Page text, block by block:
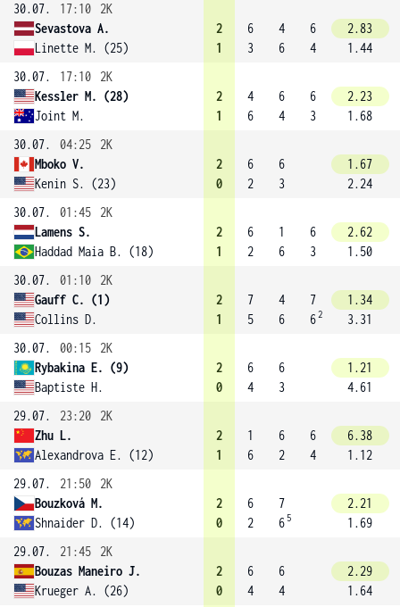
30.07.
17:10
2K
Sevastova A.
Linette M. (25)
2
1
6
3
4
6
6
4
2.83
1.44
30.07.
17:10
2K
Kessler M. (28)
Joint M.
2
1
4
6
6
4
6
3
2.23
1.68
30.07.
04:25
2K
Mboko V.
Kenin S. (23)
2
0
6
2
6
3
1.67
2.24
30.07.
01:45
2K
Lamens S.
Haddad Maia B. (18)
2
1
6
2
1
6
6
3
2.62
1.50
30.07.
01:10
2K
Gauff C. (1)
Collins D.
2
1
7
5
4
6
7
62
1.34
3.31
30.07.
00:15
2K
Rybakina E. (9)
Baptiste H.
2
0
6
4
6
3
1.21
4.61
29.07.
23:20
2K
Zhu L.
Alexandrova E. (12)
2
1
1
6
6
2
6
4
6.38
1.12
29.07.
21:50
2K
Bouzková M.
Shnaider D. (14)
2
0
6
2
7
6 5
2.21
1.69
29.07.
21:45
2K
Bouzas Maneiro J.
Krueger A. (26)
2
0
6
4
6
4
2.29
1.64